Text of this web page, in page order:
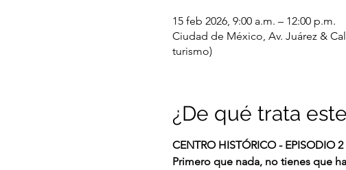
15 feb 2026, 9:00 a.m. – 12:00 p.m.
Ciudad de México, Av. Juárez &
turismo)
¿De qué trata
CENTRO HISTÓRICO - EPISODIO 2
Primero que nada, no tienes que